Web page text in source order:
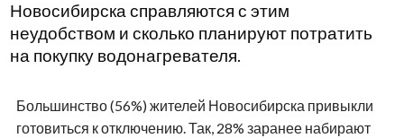
Новосибирска справляются с этим
неудобством и сколько планируют потратить
на покупку водонагревателя.
Большинство (56%) жителей Новосибирска привыкли
готовиться к отключению. Так, 28% заранее набирают